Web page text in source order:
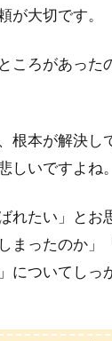
が大切です。
ころがあった
根本が解決し
しいですよね。
れたい」とお
まったのか」
についてしっ